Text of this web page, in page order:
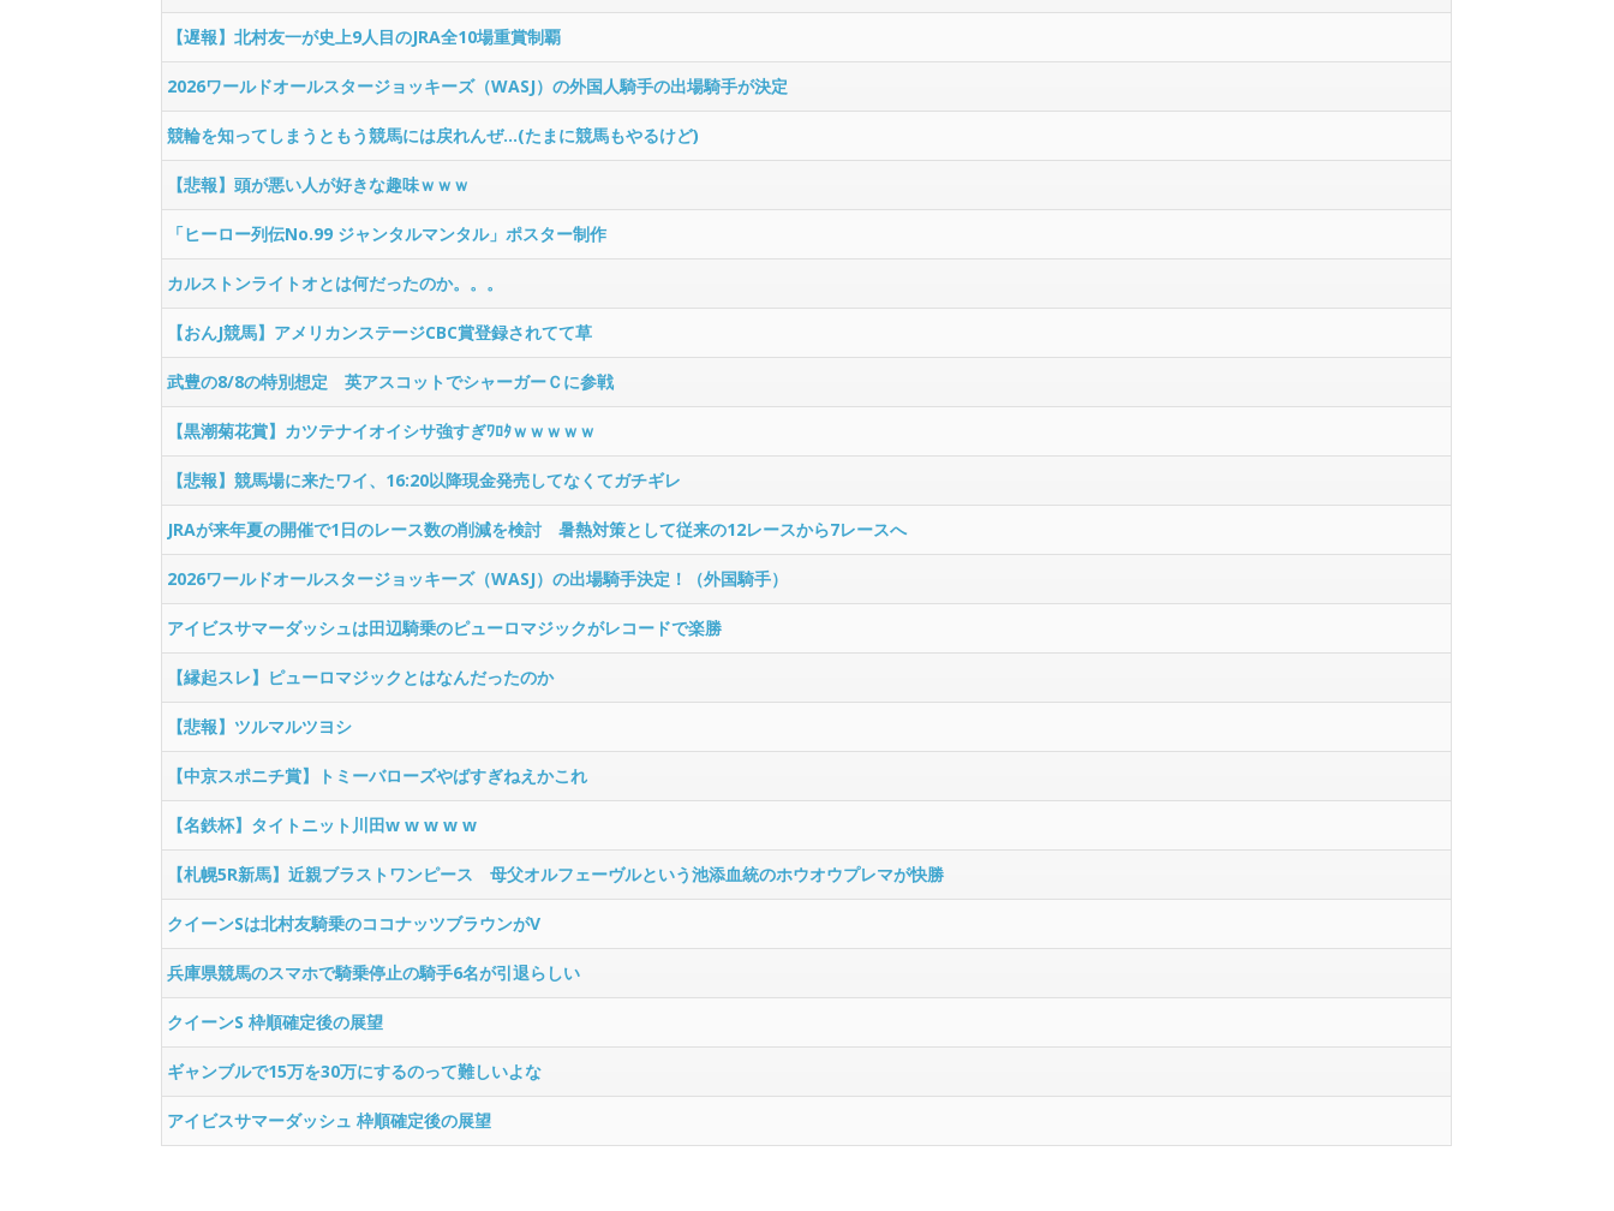
【遅報】北村友一が史上9人目のJRA全10場重賞制覇
2026ワールドオールスタージョッキーズ（WASJ）の外国人騎手の出場騎手が決定
競輪を知ってしまうともう競馬には戻れんぜ…(たまに競馬もやるけど)
【悲報】頭が悪い人が好きな趣味ｗｗｗ
「ヒーロー列伝No.99 ジャンタルマンタル」ポスター制作
カルストンライトオとは何だったのか。。。
【おんJ競馬】アメリカンステージCBC賞登録されてて草
武豊の8/8の特別想定 英アスコットでシャーガーＣに参戦
【黒潮菊花賞】カツテナイオイシサ強すぎﾜﾛﾀｗｗｗｗｗ
【悲報】競馬場に来たワイ、16:20以降現金発売してなくてガチギレ
JRAが来年夏の開催で1日のレース数の削減を検討 暑熱対策として従来の12レースから7レースへ
2026ワールドオールスタージョッキーズ（WASJ）の出場騎手決定！（外国騎手）
アイビスサマーダッシュは田辺騎乗のピューロマジックがレコードで楽勝
【縁起スレ】ピューロマジックとはなんだったのか
【悲報】ツルマルツヨシ
【中京スポニチ賞】トミーバローズやばすぎねえかこれ
【名鉄杯】タイトニット川田w w w w w
【札幌5R新馬】近親ブラストワンピース 母父オルフェーヴルという池添血統のホウオウプレマが快勝
クイーンSは北村友騎乗のココナッツブラウンがV
兵庫県競馬のスマホで騎乗停止の騎手6名が引退らしい
クイーンS 枠順確定後の展望
ギャンブルで15万を30万にするのって難しいよな
アイビスサマーダッシュ 枠順確定後の展望